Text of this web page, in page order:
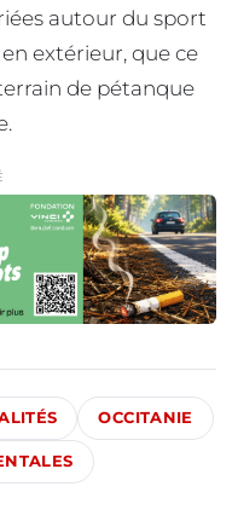
autour du sport
extérieur, que ce
de pétanque
OCCITANIE